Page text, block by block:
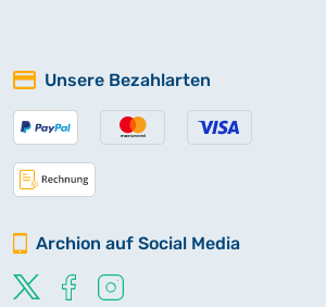
Unsere Bezahlarten
Archion auf Social Media